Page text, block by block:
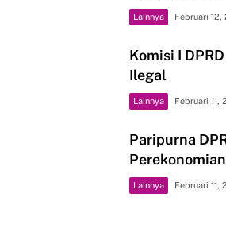
Lainnya Februari 12,
Komisi I
Ilegal
Lainnya Februari 11,
Paripurna
Lainnya Februari 11,